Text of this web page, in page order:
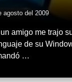
agosto del 2009
amigo me trajo
de su
…